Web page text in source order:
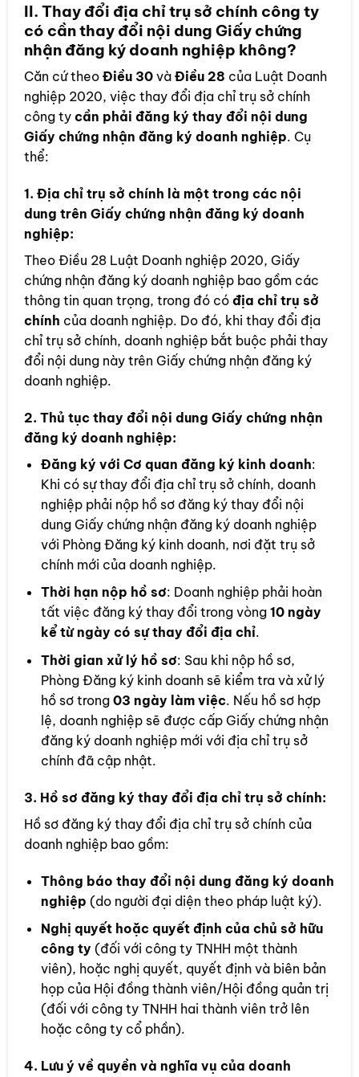
II. Thay đổi địa chỉ trụ sở chính công ty
có cần thay đổi nội dung Giấy chứng
nhận đăng ký doanh nghiệp không?
Căn cứ theo Điều 30và Điều 28 của Luật Doanh
nghiệp 2020, việc thay đổi địa chỉ trụ sở chính
công ty cần phải đăng ký thay đổi nội dung
Giấy chứng nhận đăng ký doanh nghiệp. Cụ
thể:
1. Địa chỉ trụ sở chính là một trong các nội
dung trên Giấy chứng nhận đăng ký doanh
nghiệp:
Theo Điều 28 Luật Doanh nghiệp 2020, Giấy
chứng nhận đăng ký doanh nghiệp bao gồm các
thông tin quan trọng, trong đó có địa chỉ trụ sở
chính của doanh nghiệp. Do đó, khi thay đổi địa
chỉ trụ sở chính, doanh nghiệp bắt buộc phải thay
đổi nội dung này trên Giấy chứng nhận đăng ký
doanh nghiệp.
2. Thủ tục thay đổi nội dung Giấy chứng nhận
đăng ký doanh nghiệp:
Đăng ký với Cơ quan đăng ký kinh doanh:
Khi có sự thay đổi địa chỉ trụ sở chính, doanh
nghiệp phải nộp hồ sơ đăng ký thay đổi nội
dung Giấy chứng nhận đăng ký doanh nghiệp
với Phòng Đăng ký kinh doanh, nơi đặt trụ sở
chính mới của doanh nghiệp.
Thời hạn nộp hồ sơ: Doanh nghiệp phải hoàn
tất việc đăng ký thay đổi trong vòng 10 ngày
kể từ ngày có sự thay đổi địa chỉ.
Thời gian xử lý hồ sơ: Sau khi nộp hồ sơ,
Phòng Đăng ký kinh doanh sẽ kiểm tra và xử lý
hồ sơ trong 03 ngày làm việc. Nếu hồ sơ hợp
lệ, doanh nghiệp sẽ được cấp Giấy chứng nhận
đăng ký doanh nghiệp mới với địa chỉ trụ sở
chính đã cập nhật.
3. Hồ sơ đăng ký thay đổi địa chỉ trụ sở chính:
Hồ sơ đăng ký thay đổi địa chỉ trụ sở chính của
doanh nghiệp bao gồm:
Thông báo thay đổi nội dung đăng ký doanh
nghiệp (do người đại diện theo pháp luật ký).
Nghị quyết hoặc quyết định của chủ sở hữu
công ty (đối với công ty TNHH một thành
viên), hoặc nghị quyết, quyết định và biên bản
họp của Hội đồng thành viên/Hội đồng quản trị
(đối với công ty TNHH hai thành viên trở lên
hoặc công ty cổ phần).
4. Lưu ý về quyền và nghĩa vụ của doanh